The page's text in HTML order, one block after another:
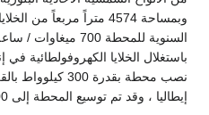
وبمساحة 4574 متراً مربعاً
السنوية للمحطة
باستغلال الخلايا الكهروفولطائية في
نصب محطة بقدرة
إيطاليا ، وقد تم توسيع المحطة إلى 600 كيلوواط عام 1991 .